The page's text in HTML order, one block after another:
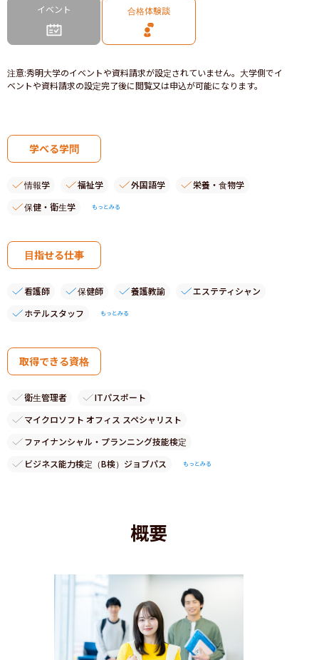
イベント 合格体験談
注意:秀明大学のイベントや資料請求が設定されていません。大学側でイ
ベントや資料請求の設定完了後に閲覧又は申込が可能になります。
学べる学問
情報学 福祉学 外国語学
栄養・食物学
保健・衛生学
もっとみる
目指せる仕事
看護師 保健師 養護教諭
エステティシャン
ホテルスタッフ
もっとみる
取得できる資格
衛生管理者
ITパスポート
マイクロソフト オフィス スペシャリスト
ファイナンシャル・プランニング技能検定
ビジネス能力検定（B検）ジョブパス
もっとみる
概要